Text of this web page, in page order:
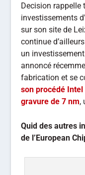
Decision rappelle
investissements
sur son site de
continue
un
annoncé
fabrication et se
son procédé
gravure de 7 nm,
Quid des autres
de l’European